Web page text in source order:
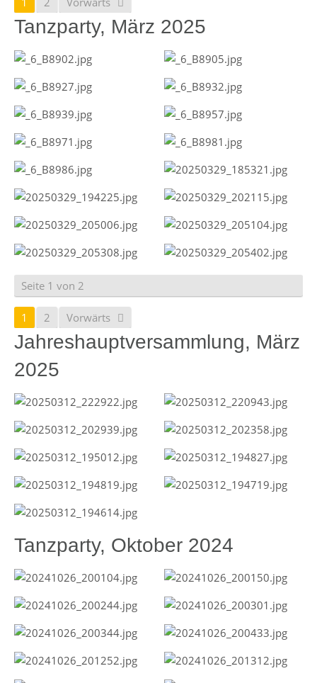
Tanzparty, März 2025
Seite 1 von 2
1 2 Vorwärts
Jahreshauptversammlung, März
2025
Tanzparty, Oktober 2024